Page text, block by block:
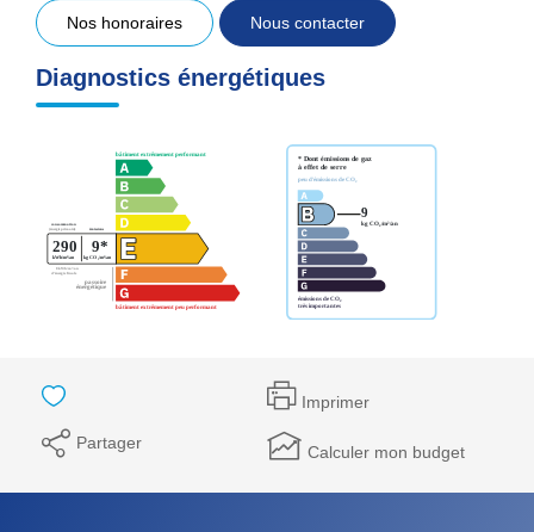
Nos honoraires Nous contacter
Diagnostics énergétiques
Imprimer
Partager Calculer mon budget